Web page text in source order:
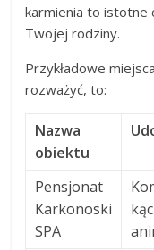
karmienia to istotne
Twojej rodziny.
Przykładowe
rozważyć, to:
Nazwa
obiektu
Pensjonat
Karkonoski
SPA